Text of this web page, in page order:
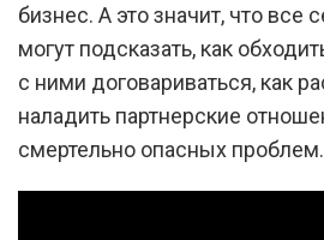
бизнес. А это значит, что все
могут подсказать, как
с ними договариваться, как
наладить партнерские
смертельно опасных проблем.